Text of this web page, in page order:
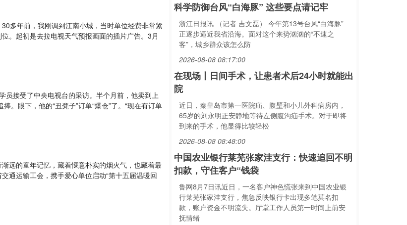
多年前，我刚调到江南小城，当时单位经费非常紧
。起初是去拉电视天气预报画面的插片广告。3月
员接受了中央电视台的采访。半个月前，他卖到上
。眼下，他的“丑凳子”订单“爆仓”了。“现在有订单
远的童年记忆，藏着惬意朴实的烟火气，也藏着最
通运输工会，携手爱心单位启动“第十五届温暖回
科学防御台风“白海豚” 这些要点请记牢
浙江日报讯 （记者 吉文磊） 今年第13号台风“白海豚”
正逐步逼近我省沿海。面对这个来势汹汹的“不速之
客”，城乡群众该怎么防
2026-08-08 08:17:00
在现场丨日间手术，让患者术后24小时就能出
院
近日，秦皇岛市第一医院疝、腹壁和小儿外科病房内，
65岁的刘永明正安静地等待左侧腹沟疝手术。对于即将
到来的手术，他显得比较轻松
2026-08-08 08:48:00
中国农业银行莱芜张家洼支行：快速追回不明
扣款，守住客户“钱袋
鲁网8月7日讯近日，一名客户神色慌张来到中国农业银
行莱芜张家洼支行，焦急反映银行卡出现多笔莫名扣
款，账户资金不明流失。厅堂工作人员第一时间上前安
抚情绪